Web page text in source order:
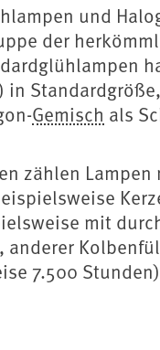
und
der
Gemisch als
zählen Lampen
mit
anderer
7.500